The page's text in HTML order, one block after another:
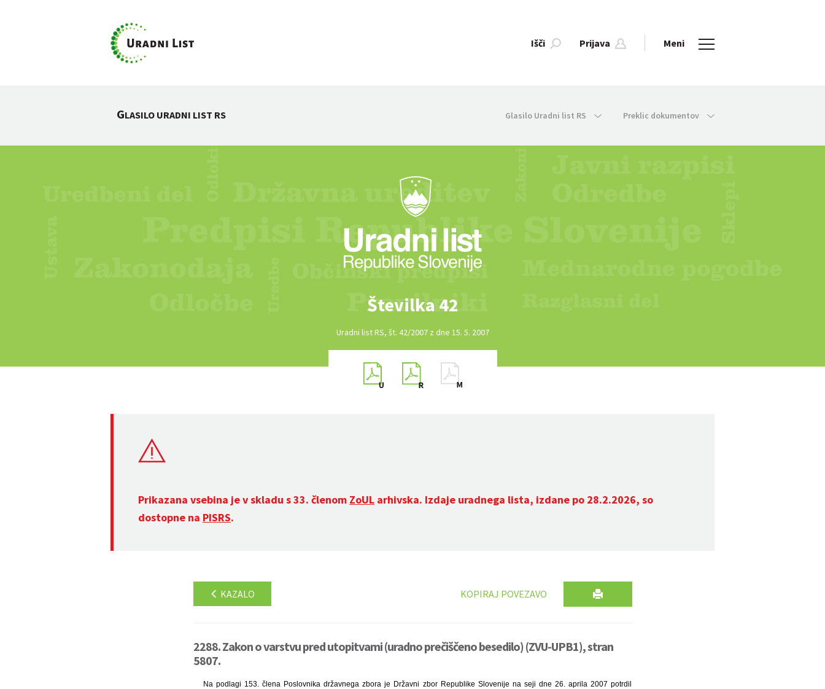
Išči Prijava Meni
GLASILO URADNI LIST RS Glasilo Uradni list RS Preklic dokumentov
Številka 42
Uradni list RS, št. 42/2007 z dne 15. 5. 2007
Prikazana vsebina je v skladu s 33. členom ZoUL arhivska. Izdaje uradnega lista, izdane po 28.2.2026, so
dostopne na PISRS.
KAZALO KOPIRAJ POVEZAVO
2288. Zakon o varstvu pred utopitvami (uradno prečiščeno besedilo) (ZVU-UPB1), stran
5807.
Na podlagi 153. člena Poslovnika državnega zbora je Državni zbor Republike Slovenije na seji dne 26. aprila 2007 potrdil